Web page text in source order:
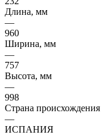
Длина, мм
—
960
Ширина, мм
—
757
Высота, мм
—
998
Страна происхождения
—
ИСПАНИЯ